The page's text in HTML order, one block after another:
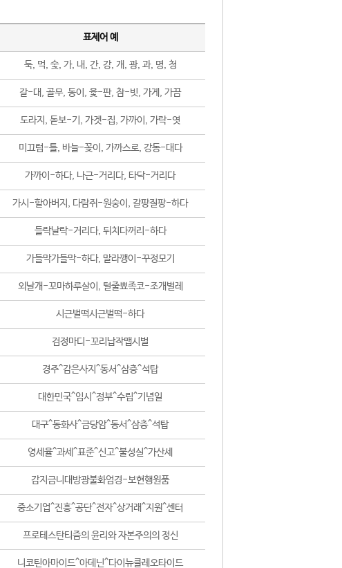
표제어 예
둑, 먹, 숯, 가, 내, 간, 강, 개, 광, 과, 명, 청
갈-대, 골무, 동이, 윷-판, 참-빗, 가게, 가끔
도라지, 돋보-기, 가겟-집, 가까이, 가락-엿
미끄럼-틀, 바늘-꽂이, 가까스로, 강동-대다
가까이-하다, 나근-거리다, 타닥-거리다
가시-할아버지, 다람쥐-원숭이, 갈팡질팡-하다
들락날락-거리다, 뒤치다꺼리-하다
가들막가들막-하다, 말라깽이-꾸정모기
외날개-꼬마하루살이, 털줄뾰족코-조개벌레
시근벌떡시근벌떡-하다
검정마디-꼬리납작맵시벌
경주^감은사지^동서^삼층^석탑
대한민국^임시^정부^수립^기념일
대구^동화사^금당암^동서^삼층^석탑
영세율^과세^표준^신고^불성실^가산세
감지금니대방광불화엄경-보현행원품
중소기업^진흥^공단^전자^상거래^지원^센터
프로테스탄티즘의 윤리와 자본주의의 정신
니코틴아마이드^아데닌^다이뉴클레오타이드